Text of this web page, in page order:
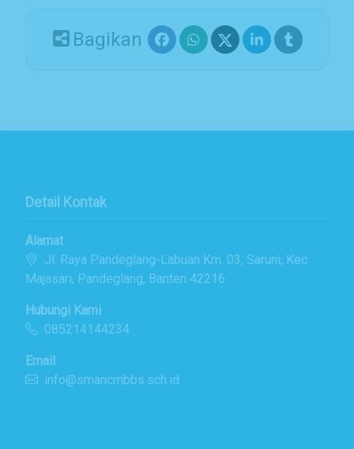
Bagikan
Detail Kontak
Alamat
Jl. Raya Pandeglang-Labuan Km. 03, Saruni, Kec.
Majasari, Pandeglang, Banten 42216
Hubungi Kami
085214144234
Email
info@smancmbbs.sch.id